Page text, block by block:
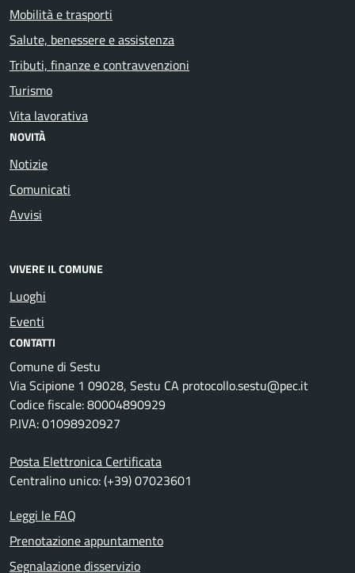
Mobilità e trasporti
Salute, benessere e assistenza
Tributi, finanze e contravvenzioni
Turismo
Vita lavorativa
NOVITÀ
Notizie
Comunicati
Avvisi
VIVERE IL COMUNE
Luoghi
Eventi
CONTATTI
Comune di Sestu
Via Scipione 1 09028, Sestu CA protocollo.sestu@pec.it
Codice fiscale: 80004890929
P.IVA: 01098920927
Posta Elettronica Certificata
Centralino unico: (+39) 07023601
Leggi le FAQ
Prenotazione appuntamento
Segnalazione disservizio